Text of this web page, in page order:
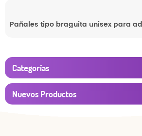
Categorías
Nuevos Productos